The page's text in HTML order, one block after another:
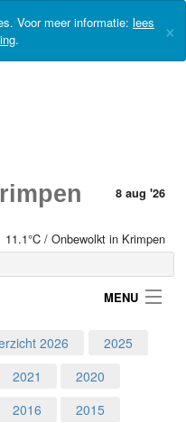
Voor meer informatie: lees
. ×
8 aug '26
11.1°C / Onbewolkt in Krimpen
MENU
2026
2025
2021
2020
2016
2015